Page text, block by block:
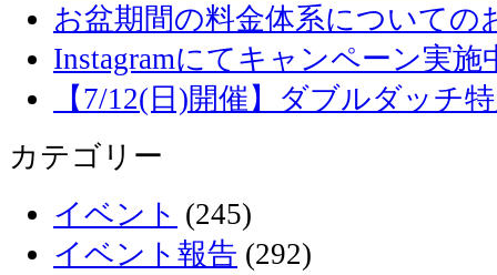
お盆期間の料金体系についての
Instagramにてキャンペーン実施
【7/12(日)開催】ダブルダッチ
カテゴリー
イベント (245)
イベント報告 (292)